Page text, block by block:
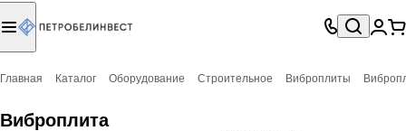
Главная Каталог Оборудование Строительное Виброплиты
Виброплита